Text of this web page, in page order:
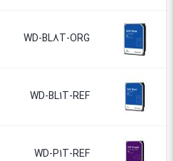
WD-BL8T-ORG
WD-BL1T-REF
WD-P1T-REF